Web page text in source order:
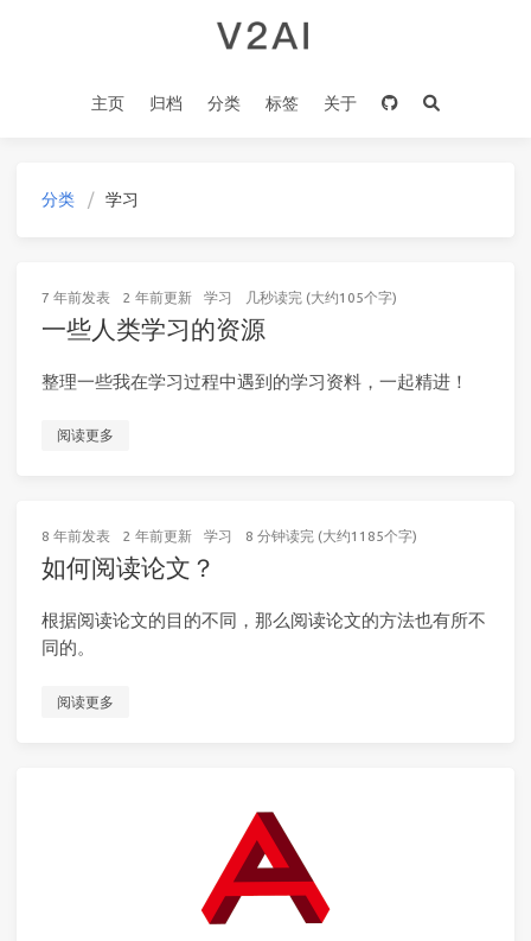
主页 归档 分类 标签 关于
分类 学习
7 年前发表 2 年前更新 学习 几秒读完 (大约105个字)
一些人类学习的资源
整理一些我在学习过程中遇到的学习资料，一起精进！
阅读更多
8 年前发表 2 年前更新 学习 8 分钟读完 (大约1185个字)
如何阅读论文？
根据阅读论文的目的不同，那么阅读论文的方法也有所不
同的。
阅读更多